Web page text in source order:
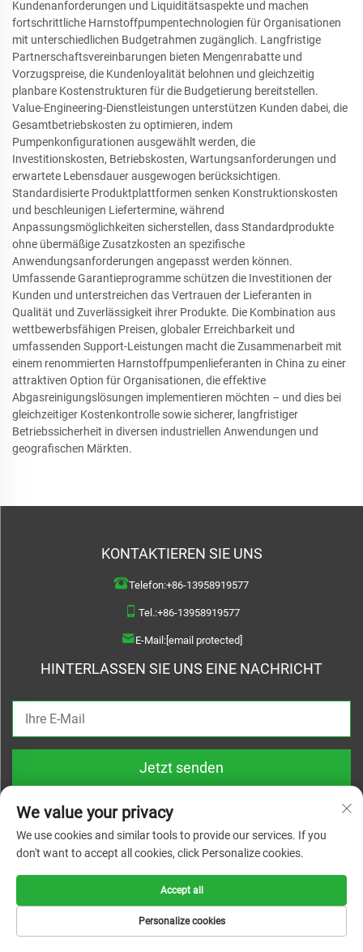
Kundenanforderungen und Liquiditätsaspekte und machen
fortschrittliche Harnstoffpumpentechnologien für Organisationen
mit unterschiedlichen Budgetrahmen zugänglich. Langfristige
Partnerschaftsvereinbarungen bieten Mengenrabatte und
Vorzugspreise, die Kundenloyalität belohnen und gleichzeitig
planbare Kostenstrukturen für die Budgetierung bereitstellen.
Value-Engineering-Dienstleistungen unterstützen Kunden dabei, die
Gesamtbetriebskosten zu optimieren, indem
Pumpenkonfigurationen ausgewählt werden, die
Investitionskosten, Betriebskosten, Wartungsanforderungen und
erwartete Lebensdauer ausgewogen berücksichtigen.
Standardisierte Produktplattformen senken Konstruktionskosten
und beschleunigen Liefertermine, während
Anpassungsmöglichkeiten sicherstellen, dass Standardprodukte
ohne übermäßige Zusatzkosten an spezifische
Anwendungsanforderungen angepasst werden können.
Umfassende Garantieprogramme schützen die Investitionen der
Kunden und unterstreichen das Vertrauen der Lieferanten in
Qualität und Zuverlässigkeit ihrer Produkte. Die Kombination aus
wettbewerbsfähigen Preisen, globaler Erreichbarkeit und
umfassenden Support-Leistungen macht die Zusammenarbeit mit
einem renommierten Harnstoffpumpenlieferanten in China zu einer
attraktiven Option für Organisationen, die effektive
Abgasreinigungslösungen implementieren möchten – und dies bei
gleichzeitiger Kostenkontrolle sowie sicherer, langfristiger
Betriebssicherheit in diversen industriellen Anwendungen und
geografischen Märkten.
KONTAKTIEREN SIE UNS
Telefon:+86-13958919577
Tel.:+86-13958919577
E-Mail:[email protected]
HINTERLASSEN SIE UNS EINE NACHRICHT
Jetzt senden
Datenschutzrichtlinie
We value your privacy
We use cookies and similar tools to provide our services. If you
don't want to accept all cookies, click Personalize cookies.
Personalize cookies
Accept all